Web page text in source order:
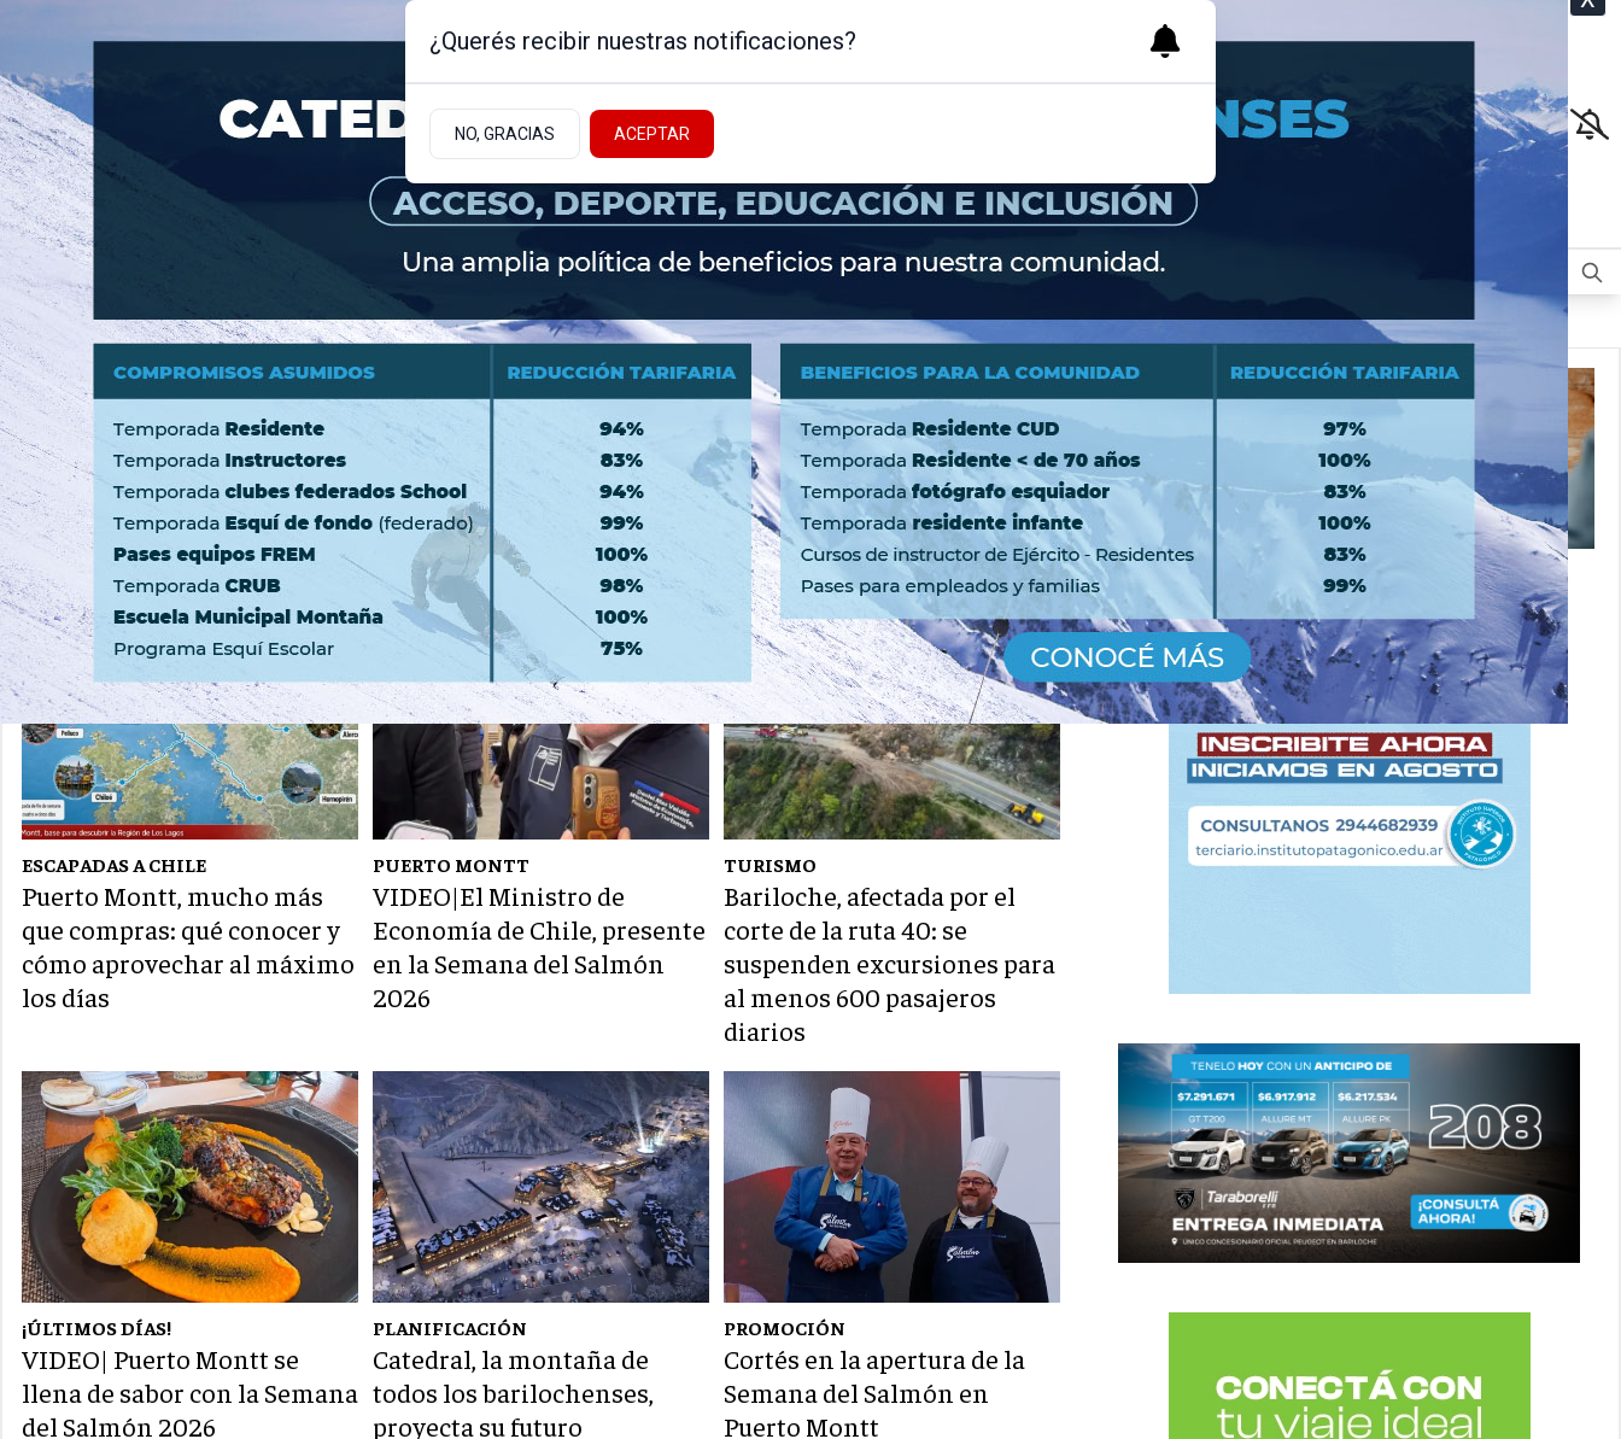
Jueves 6 de 2026
Noticias de la Patagonia
BARILOCHE ZONA ATLÁNTICA NEUQUÉN - ALTO VALLE NACIONALES CLASIFICADOS
Turismo
ESCAPADAS A CHILE
Puerto Montt, mucho más
que compras: qué conocer y
cómo aprovechar al máximo
los días
PUERTO MONTT
VIDEO|El Ministro de
Economía de Chile, presente
en la Semana del Salmón
2026
TURISMO
Bariloche, afectada por el
corte de la ruta 40: se
suspenden excursiones para
al menos 600 pasajeros
diarios
¡ÚLTIMOS DÍAS!
VIDEO| Puerto Montt se
llena de sabor con la Semana
del Salmón 2026
PLANIFICACIÓN
Catedral, la montaña de
todos los barilochenses,
proyecta su futuro
PROMOCIÓN
Cortés en la apertura de la
Semana del Salmón en
Puerto Montt
¿Querés recibir nuestras notificaciones?
NO, GRACIAS ACEPTAR